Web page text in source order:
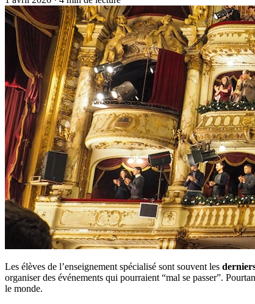
Les élèves de l’enseignement spécialisé sont souvent les
organiser des événements qui pourraient “mal se passer”.
le monde.